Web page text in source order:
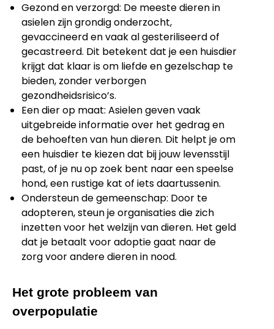
Gezond en verzorgd: De meeste dieren in
asielen zijn grondig onderzocht,
gevaccineerd en vaak al gesteriliseerd of
gecastreerd. Dit betekent dat je een huisdier
krijgt dat klaar is om liefde en gezelschap te
bieden, zonder verborgen
gezondheidsrisico’s.
Een dier op maat: Asielen geven vaak
uitgebreide informatie over het gedrag en
de behoeften van hun dieren. Dit helpt je om
een huisdier te kiezen dat bij jouw levensstijl
past, of je nu op zoek bent naar een speelse
hond, een rustige kat of iets daartussenin.
Ondersteun de gemeenschap: Door te
adopteren, steun je organisaties die zich
inzetten voor het welzijn van dieren. Het geld
dat je betaalt voor adoptie gaat naar de
zorg voor andere dieren in nood.
Het grote probleem van
overpopulatie